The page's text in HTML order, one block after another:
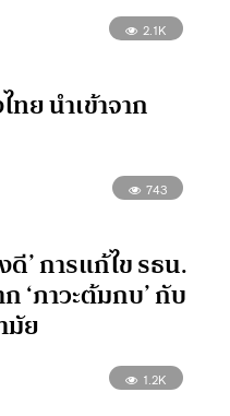
2.1K
ทย นำเข้าจาก
743
’ การแก้ไข รธน.
‘ภาวะต้มกบ’ กับ
มัย
1.2K